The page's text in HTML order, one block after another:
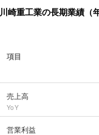
川崎重工業の長期業績（
項目
売上高
YoY
営業利益